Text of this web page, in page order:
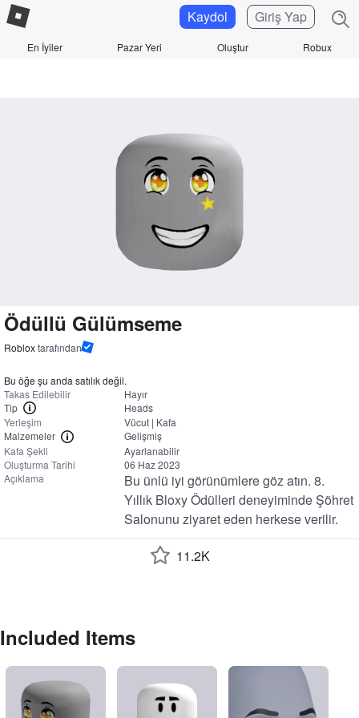
En İyiler Pazar Yeri Oluştur Robux
Kaydol Giriş Yap
Ödüllü Gülümseme
Robloxtarafından
Bu öğe şu anda satılık değil.
Takas Edilebilir
Hayır
Tip
Heads
Yerleşim
Vücut | Kafa
Malzemeler
Gelişmiş
Kafa Şekli
Ayarlanabilir
Oluşturma Tarihi
06 Haz 2023
Açıklama
Bu ünlü iyi görünümlere göz atın. 8.
Yıllık Bloxy Ödülleri deneyiminde Şöhret
Salonunu ziyaret eden herkese verilir.
11.2K
Included Items